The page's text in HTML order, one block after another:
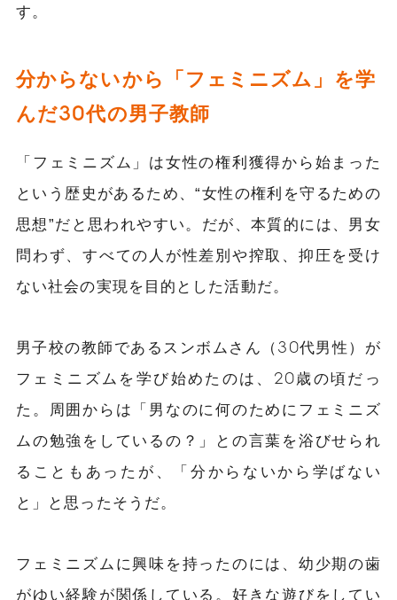
す。
分からないから「フェミニズム」を学
んだ30代の男子教師
「フェミニズム」は女性の権利獲得から始まった
という歴史があるため、“女性の権利を守るための
思想”だと思われやすい。だが、本質的には、男女
問わず、すべての人が性差別や搾取、抑圧を受け
ない社会の実現を目的とした活動だ。
男子校の教師であるスンボムさん（30代男性）が
フェミニズムを学び始めたのは、20歳の頃だっ
た。周囲からは「男なのに何のためにフェミニズ
ムの勉強をしているの？」との言葉を浴びせられ
ることもあったが、「分からないから学ばない
と」と思ったそうだ。
フェミニズムに興味を持ったのには、幼少期の歯
がゆい経験が関係している。好きな遊びをしてい